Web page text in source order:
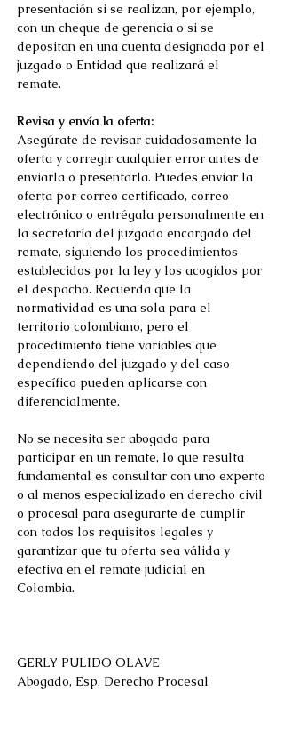
presentación si se realizan, por ejemplo,
con un cheque de gerencia o si se
depositan en una cuenta designada por el
juzgado o Entidad que realizará el
remate.
Revisa y envía la oferta:
Asegúrate de revisar cuidadosamente la
oferta y corregir cualquier error antes de
enviarla o presentarla. Puedes enviar la
oferta por correo certificado, correo
electrónico o entrégala personalmente en
la secretaría del juzgado encargado del
remate, siguiendo los procedimientos
establecidos por la ley y los acogidos por
el despacho. Recuerda que la
normatividad es una sola para el
territorio colombiano, pero el
procedimiento tiene variables que
dependiendo del juzgado y del caso
específico pueden aplicarse con
diferencialmente.
No se necesita ser abogado para
participar en un remate, lo que resulta
fundamental es consultar con uno experto
o al menos especializado en derecho civil
o procesal para asegurarte de cumplir
con todos los requisitos legales y
garantizar que tu oferta sea válida y
efectiva en el remate judicial en
Colombia.
GERLY PULIDO OLAVE
Abogado, Esp. Derecho Procesal